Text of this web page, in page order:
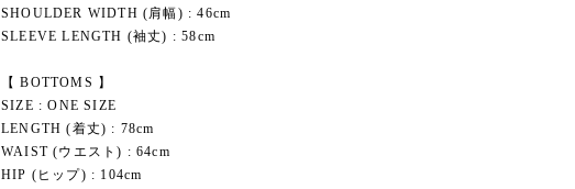
SHOULDER WIDTH (肩幅) : 46cm
SLEEVE LENGTH (袖丈) : 58cm
【 BOTTOMS 】
SIZE : ONE SIZE
LENGTH (着丈) : 78cm
WAIST (ウエスト) : 64cm
HIP (ヒップ) : 104cm